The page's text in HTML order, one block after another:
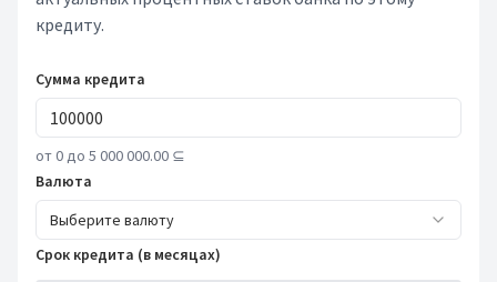
кредиту.
Сумма кредита
от 0 до 5 000 000.00 ⊆
Валюта
Выберите валюту
Срок кредита (в месяцах)